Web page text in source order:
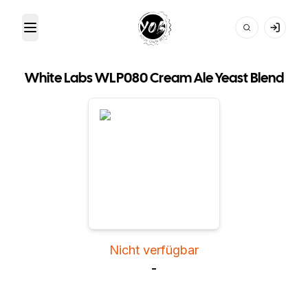
Toggle Menu Your Own Beer
White Labs WLP080 Cream Ale Yeast Blend
Nicht verfügbar
-